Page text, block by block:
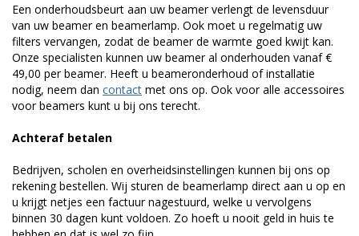
Een onderhoudsbeurt aan uw beamer verlengt de levensduur
van uw beamer en beamerlamp. Ook moet u regelmatig uw
filters vervangen, zodat de beamer de warmte goed kwijt kan.
Onze specialisten kunnen uw beamer al onderhouden vanaf €
49,00 per beamer. Heeft u beameronderhoud of installatie
nodig, neem dan contact met ons op. Ook voor alle accessoires
voor beamers kunt u bij ons terecht.
Achteraf betalen
Bedrijven, scholen en overheidsinstellingen kunnen bij ons op
rekening bestellen. Wij sturen de beamerlamp direct aan u op en
u krijgt netjes een factuur nagestuurd, welke u vervolgens
binnen 30 dagen kunt voldoen. Zo hoeft u nooit geld in huis te